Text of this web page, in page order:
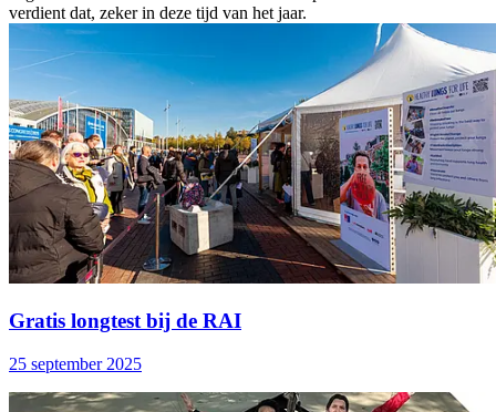
verdient dat, zeker in deze tijd van het jaar.
Gratis longtest bij de RAI
25 september 2025